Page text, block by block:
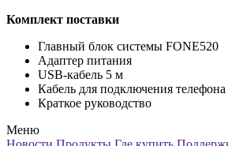
Комплект поставки
Главный блок системы FONE520
Адаптер питания
USB-кабель 5 м
Кабель для подключения
Краткое руководство
Меню